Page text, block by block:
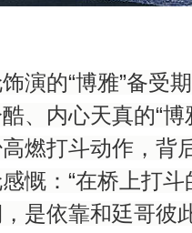
演的“博雅”备受
、内心天真的“
燃打斗动作，背
慨：“在桥上打
是依靠和廷哥彼